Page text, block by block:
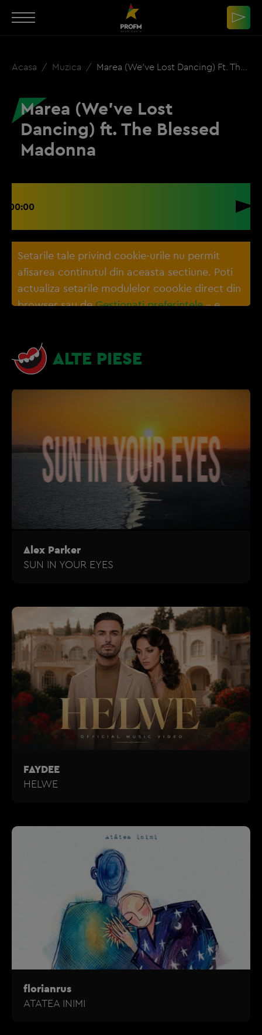
Acasa Muzica Marea (We've Lost Dancing) Ft. The Blessed Madonna
Marea (We've Lost
Dancing) ft. The Blessed
Madonna
00:00
Setarile tale privind cookie-urile nu permit
afisarea continutul din aceasta sectiune. Poti
actualiza setarile modulelor coookie direct din
browser sau deGestionați preferințele– e
ALTE PIESE
Alex Parker
SUN IN YOUR EYES
FAYDEE
HELWE
florianrus
ATATEA INIMI